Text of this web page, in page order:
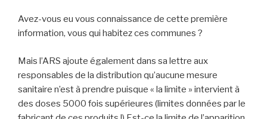
Avez-vous eu vous connaissance de cette première
information, vous qui habitez ces communes ?
Mais l’ARS ajoute également dans sa lettre aux
responsables de la distribution qu’aucune mesure
sanitaire n’est à prendre puisque « la limite » intervient à
des doses 5000 fois supérieures (limites données par le